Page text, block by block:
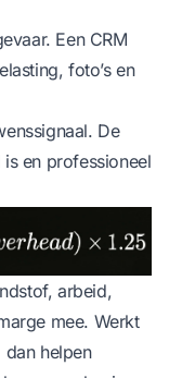
Een CRM
foto’s en
De
en professioneel
arbeid,
mee. Werkt
helpen